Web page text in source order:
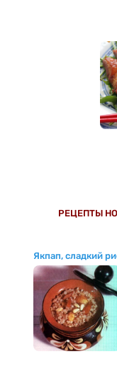
РЕЦЕПТЫ
Якпап, сладкий